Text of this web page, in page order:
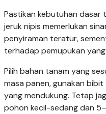
Pastikan kebutuhan dasar
jeruk nipis memerlukan
penyiraman teratur,
terhadap pemupukan
Pilih bahan tanam yang
masa panen, gunakan
yang mendukung. Tetap
pohon kecil-sedang dan